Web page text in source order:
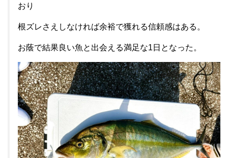
おり
根ズレさえしなければ余裕で獲れる信頼感はある。
お蔭で結果良い魚と出会える満足な1日となった。